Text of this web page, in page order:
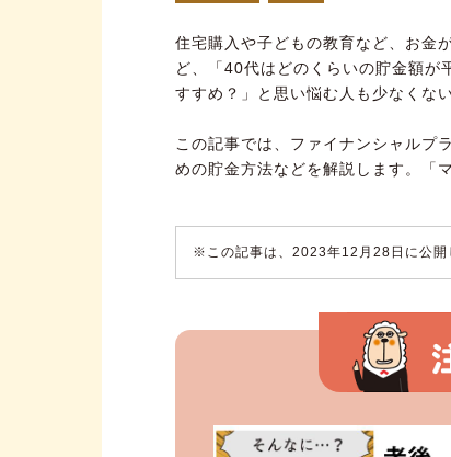
住宅購入や子どもの教育など、お金
ど、「40代はどのくらいの貯金額が
すすめ？」と思い悩む人も少なくな
この記事では、ファイナンシャルプ
めの貯金方法などを解説します。「
※この記事は、2023年12月28日に公開